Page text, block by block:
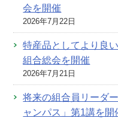
会を開催
2026年7月22日
特産品としてより良
組合総会を開催
2026年7月21日
将来の組合員リーダ
ャンパス」第1講を開